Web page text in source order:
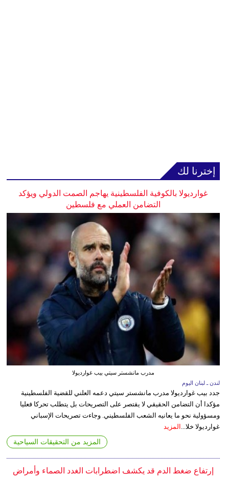
إخترنا لك
غوارديولا بالكوفية الفلسطينية يهاجم الصمت الدولي ويؤكد
التضامن العملي مع فلسطين
مدرب مانشستر سيتي بيب غوارديولا
لندن ـ لبنان اليوم
جدد بيب غوارديولا مدرب مانشستر سيتي دعمه العلني للقضية الفلسطينية
مؤكدا أن التضامن الحقيقي لا يقتصر على التصريحات بل يتطلب تحركا فعليا
ومسؤولية نحو ما يعانيه الشعب الفلسطيني. وجاءت تصريحات الإسباني
غوارديولا خلا...
المزيد
المزيد من التحقيقات السياحية
إرتفاع ضغط الدم قد يكشف اضطرابات الغدد الصماء وأمراض